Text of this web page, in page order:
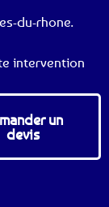
du-rhone.
intervention
un
devis